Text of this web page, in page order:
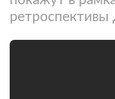
ретроспективы